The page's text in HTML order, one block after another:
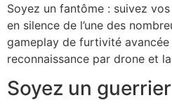
Soyez un fantôme : suivez
en silence de l’une des
gameplay de furtivité
reconnaissance par drone et
Soyez un